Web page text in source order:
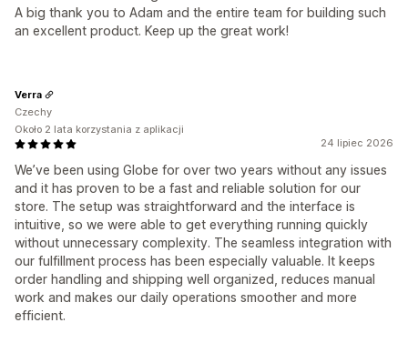
A big thank you to Adam and the entire team for building such
an excellent product. Keep up the great work!
24 lipiec 2026
We’ve been using Globe for over two years without any issues
and it has proven to be a fast and reliable solution for our
store. The setup was straightforward and the interface is
intuitive, so we were able to get everything running quickly
without unnecessary complexity. The seamless integration with
our fulfillment process has been especially valuable. It keeps
order handling and shipping well organized, reduces manual
work and makes our daily operations smoother and more
efficient.
Verra
Czechy
Około 2 lata korzystania z aplikacji